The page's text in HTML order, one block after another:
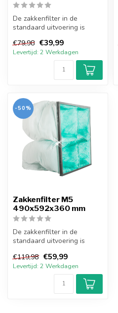
De zakkenfilter in de
standaard uitvoering is
behuizing...
€79,98 €39,99
Levertijd: 2 Werkdagen
-50%
Zakkenfilter M5
490x592x360 mm
De zakkenfilter in de
standaard uitvoering is
behuizing...
€119,98 €59,99
Levertijd: 2 Werkdagen